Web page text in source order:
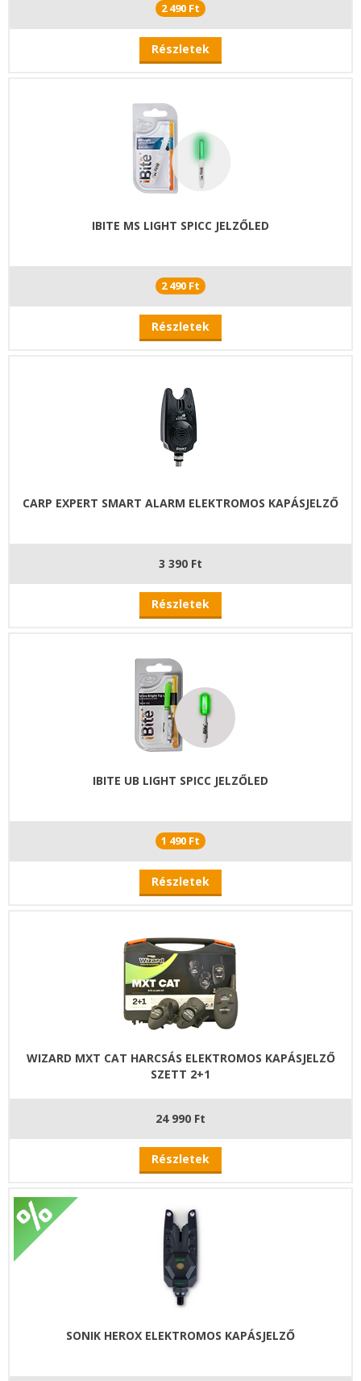
2 490 Ft
Részletek
IBITE MS LIGHT SPICC JELZŐLED
2 490 Ft
Részletek
CARP EXPERT SMART ALARM ELEKTROMOS KAPÁSJELZŐ
3 390 Ft
Részletek
IBITE UB LIGHT SPICC JELZŐLED
1 490 Ft
Részletek
WIZARD MXT CAT HARCSÁS ELEKTROMOS KAPÁSJELZŐ
SZETT 2+1
24 990 Ft
Részletek
SONIK HEROX ELEKTROMOS KAPÁSJELZŐ